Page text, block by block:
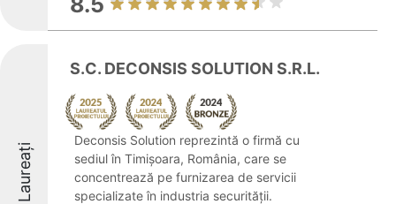
Laureați
S.C. DECONSIS SOLUTION S.R.L.
Deconsis Solution reprezintă o firmă cu
sediul în Timișoara, România, care se
concentrează pe furnizarea de servicii
specializate în industria securității.